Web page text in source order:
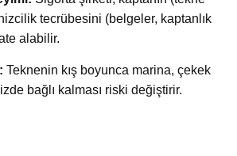
tecrübesini (belgeler, kaptanlık
alabilir.
Teknenin kış boyunca marina, çekek
bağlı kalması riski değiştirir.